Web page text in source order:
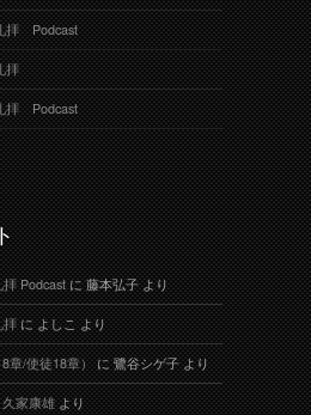
拝 Podcast
拝
拝 Podcast
Podcastに藤本弘子より
拝によしこより
章/使徒18章）に鷺谷シゲ子より
久家康雄より